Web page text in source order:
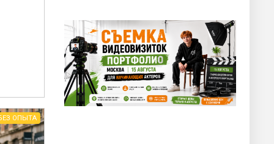
ОПЫТА